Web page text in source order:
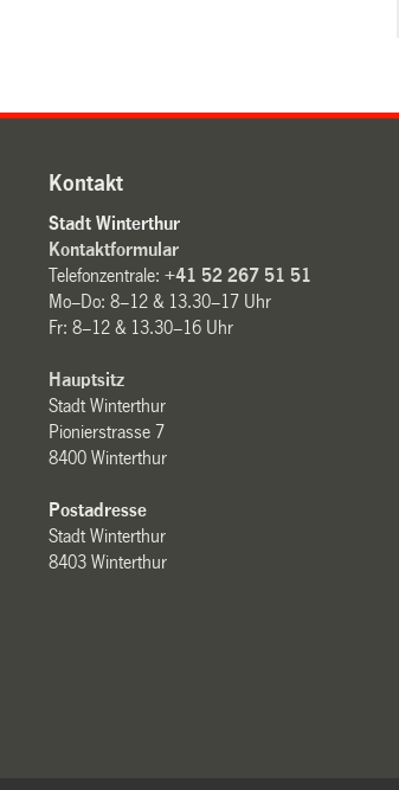
Kontakt
Stadt Winterthur
Kontaktformular
Telefonzentrale:+41 52 267 51 51
Mo–Do: 8–12 & 13.30–17 Uhr
Fr: 8–12 & 13.30–16 Uhr
Hauptsitz
Stadt Winterthur
Pionierstrasse 7
8400 Winterthur
Postadresse
Stadt Winterthur
8403 Winterthur